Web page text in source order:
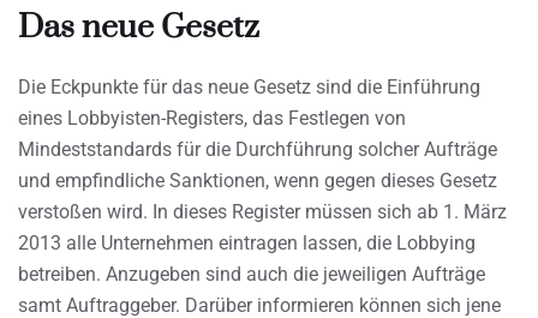
Das neue Gesetz
Die Eckpunkte für das neue Gesetz sind die Einführung
eines Lobbyisten-Registers, das Festlegen von
Mindeststandards für die Durchführung solcher Aufträge
und empfindliche Sanktionen, wenn gegen dieses Gesetz
verstoßen wird. In dieses Register müssen sich ab 1. März
2013 alle Unternehmen eintragen lassen, die Lobbying
betreiben. Anzugeben sind auch die jeweiligen Aufträge
samt Auftraggeber. Darüber informieren können sich jene